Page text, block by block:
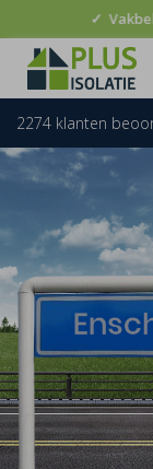
✓
2274 klanten